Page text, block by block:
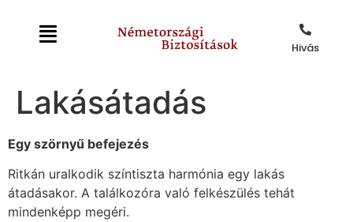
Hivás
Lakásátadás
Egy szörnyű befejezés
Ritkán uralkodik színtiszta harmónia egy lakás
átadásakor. A találkozóra való felkészülés tehát
mindenképp megéri.